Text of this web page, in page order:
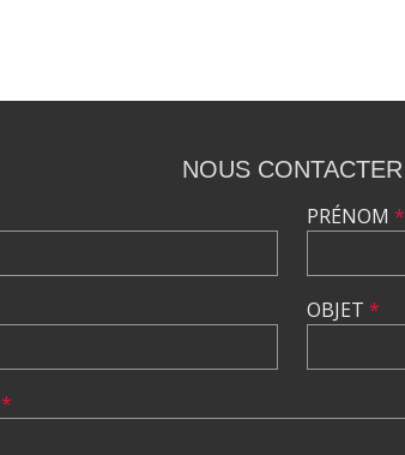
NOUS CONTACTER
PRÉNOM *
OBJET *
*